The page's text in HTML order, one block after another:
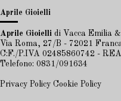
Aprile Gioielli
Aprile Gioielli di Vacca Emilia
Via Roma, 27/B - 72021
C:F./P.IVA 02485860742 -
Telefono: 0831/091634
Privacy Policy Cookie Policy